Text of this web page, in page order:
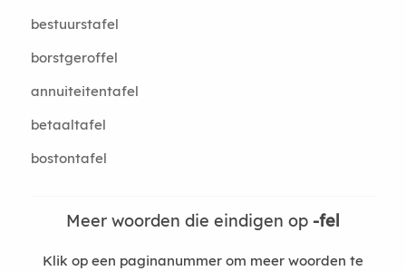
bestuurstafel
borstgeroffel
annuiteitentafel
betaaltafel
bostontafel
Meer woorden die eindigen op -fel
Klik op een paginanummer om meer woorden te